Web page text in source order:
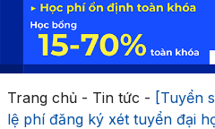
Trang chủ- Tin tức - [Tuyển
lệ phí đăng ký xét tuyển đại